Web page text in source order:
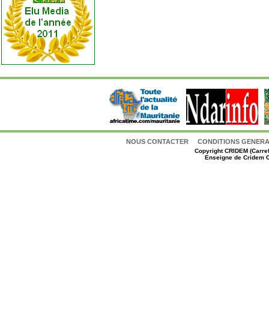
NOUS CONTACTER CONDITIONS
CopyrightCRIDEM
Enseigne de Cridem